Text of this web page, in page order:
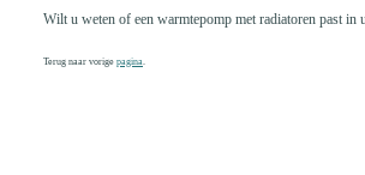
Wilt u weten of een warmtepomp met radiatoren past in
Terug naar vorige pagina.